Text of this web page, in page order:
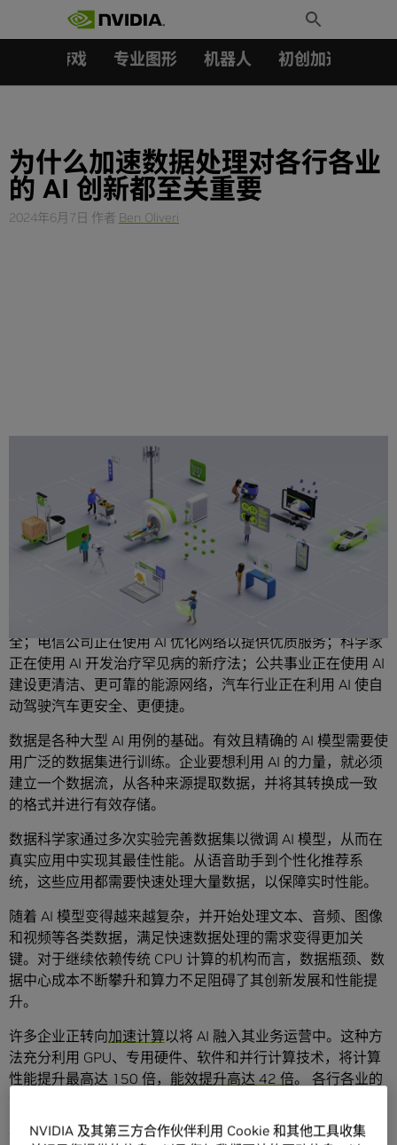
Toggle
Search
游戏 专业图形 机器人 初创加速会员成
为什么加速数据处理对各行各业
的 AI 创新都至关重要
2024年6月7日 作者 Ben Oliveri
在各行各业，AI 正在用机器驱动的计算来推动创新。在金融
领域，银行正在使用 AI 更快地检测欺诈行为并确保账户安
全；电信公司正在使用 AI 优化网络以提供优质服务；科学家
正在使用 AI 开发治疗罕见病的新疗法；公共事业正在使用 AI
建设更清洁、更可靠的能源网络，汽车行业正在利用 AI 使自
动驾驶汽车更安全、更便捷。
数据是各种大型 AI 用例的基础。有效且精确的 AI 模型需要使
用广泛的数据集进行训练。企业要想利用 AI 的力量，就必须
建立一个数据流，从各种来源提取数据，并将其转换成一致
的格式并进行有效存储。
数据科学家通过多次实验完善数据集以微调 AI 模型，从而在
真实应用中实现其最佳性能。从语音助手到个性化推荐系
统，这些应用都需要快速处理大量数据，以保障实时性能。
随着 AI 模型变得越来越复杂，并开始处理文本、音频、图像
和视频等各类数据，满足快速数据处理的需求变得更加关
键。对于继续依赖传统 CPU 计算的机构而言，数据瓶颈、数
据中心成本不断攀升和算力不足阻碍了其创新发展和性能提
升。
许多企业正转向加速计算以将 AI 融入其业务运营中。这种方
法充分利用 GPU、专用硬件、软件和并行计算技术，将计算
性能提升最高达 150 倍， 能效提升高达 42 倍。 各行各业的
金融机构瞬间检测到欺诈行为
NVIDIA 及其第三方合作伙伴利用 Cookie 和其他工具收集